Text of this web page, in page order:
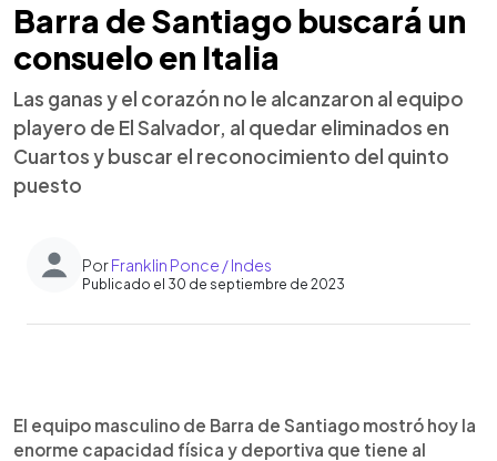
Barra de Santiago buscará un
consuelo en Italia
Las ganas y el corazón no le alcanzaron al equipo
playero de El Salvador, al quedar eliminados en
Cuartos y buscar el reconocimiento del quinto
puesto
PorFranklin Ponce / Indes
Publicado el 30 de septiembre de 2023
► Escuchar artículo
El equipo masculino de Barra de Santiago mostró hoy la
enorme capacidad física y deportiva que tiene al